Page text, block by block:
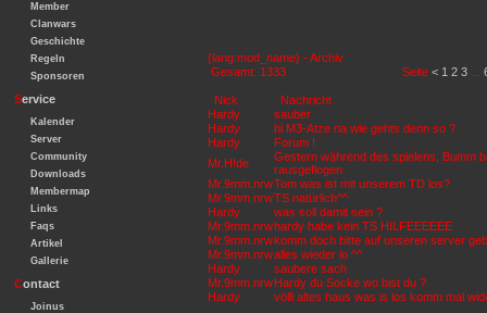
Member
Clanwars
Geschichte
Regeln
Sponsoren
Service
Kalender
Server
Community
Downloads
Membermap
Links
Faqs
Artikel
Gallerie
Contact
Joinus
{lang:mod_name} - Archiv
Gesamt: 1333
Seite < 1 2 3...
Nick
Nachricht
Hardy
sauber
Hardy
hi M3-Atze na wie gehts denn so ?
Hardy
Forum !
Mr.H!de
Gestern während des spielens, Bumm
rausgeflogen
Mr.9mm.nrwTom was ist mit unserem TD los?
Mr.9mm.nrwTS natürlich^^
Hardy
was soll damit sein ?
Mr.9mm.nrwhardy habe kein TS HILFEEEEEE
Mr.9mm.nrwkomm doch bitte auf unseren server
Mr.9mm.nrwalles wieder io ^^
Hardy
saubere sach
Mr.9mm.nrw Hardy du Socke wo bist du ?
Hardy
völli altes haus was is los komm mal